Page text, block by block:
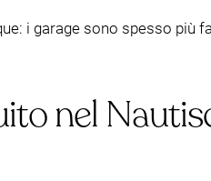
i garage sono spesso
nel